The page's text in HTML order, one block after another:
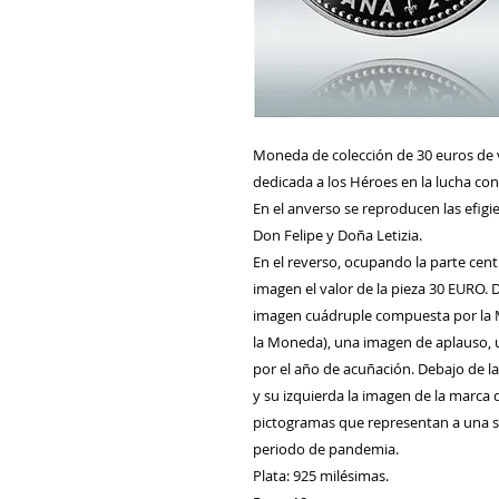
Moneda de colección de 30 euros
dedicada a los Héroes en la lucha
En el anverso se reproducen las
Don Felipe y Doña Letizia.
En el reverso, ocupando la parte
imagen el valor de la pieza 30
imagen cuádruple compuesta por la
la Moneda), una imagen de
por el año de acuñación. Debajo de
y su izquierda la imagen de la marca
pictogramas que representan a
periodo de pandemia.
Plata: 925 milésimas.